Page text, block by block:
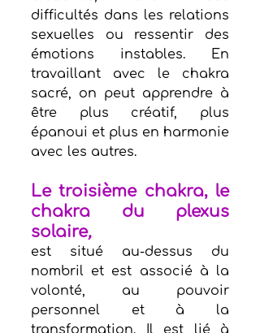
difficultés dans les relations
sexuelles ou ressentir des
émotions instables. En
travaillant avec le chakra
sacré, on peut apprendre à
être plus créatif, plus
épanoui et plus en harmonie
avec les autres.
Le troisième chakra, le
chakra du plexus
solaire,
est situé au-dessus du
nombril et est associé à la
volonté, au pouvoir
personnel et à la
transformation. Il est lié à